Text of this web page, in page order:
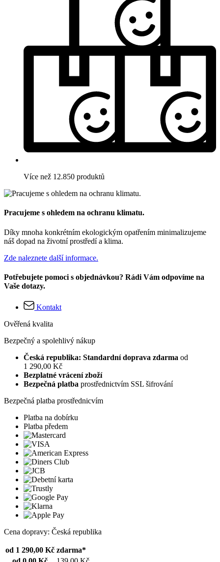
Více než 12.850 produktů
Pracujeme s ohledem na ochranu klimatu.
Díky mnoha konkrétním ekologickým opatřením minimalizujeme
náš dopad na životní prostředí a klima.
Zde naleznete další informace.
Potřebujete pomoci s objednávkou? Rádi Vám odpovíme na
Vaše dotazy.
Kontakt
Ověřená kvalita
Bezpečný a spolehlivý nákup
Česká republika: Standardní doprava zdarma od
1 290,00 Kč
Bezplatné vrácení zboží
Bezpečná platba prostřednictvím SSL šifrování
Bezpečná platba prostřednicvím
Platba na dobírku
Platba předem
Cena dopravy: Česká republika
od 1 290,00 Kč zdarma*